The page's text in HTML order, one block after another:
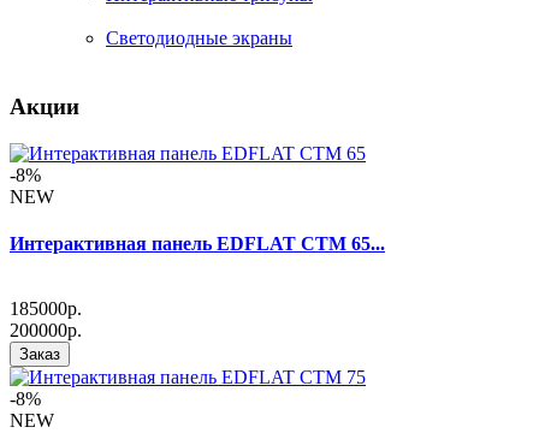
Светодиодные экраны
Акции
-8%
NEW
Интерактивная панель EDFLAT CTM 65...
185000р.
200000р.
Заказ
-8%
NEW